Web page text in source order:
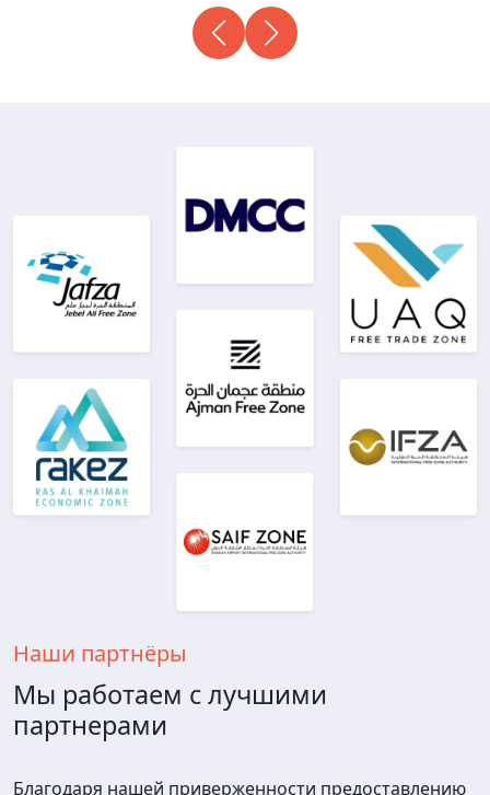
Наши партнёры
Мы работаем с лучшими
партнерами
Благодаря нашей приверженности предоставлению